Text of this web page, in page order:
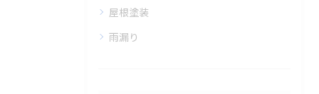
屋根塗装
雨漏り